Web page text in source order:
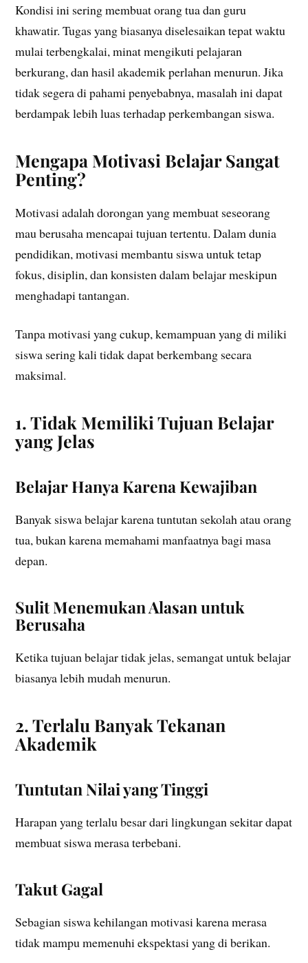
Kondisi ini sering membuat orang tua dan guru
khawatir. Tugas yang biasanya diselesaikan tepat waktu
mulai terbengkalai, minat mengikuti pelajaran
berkurang, dan hasil akademik perlahan menurun. Jika
tidak segera di pahami penyebabnya, masalah ini dapat
berdampak lebih luas terhadap perkembangan siswa.
Mengapa Motivasi Belajar Sangat
Penting?
Motivasi adalah dorongan yang membuat seseorang
mau berusaha mencapai tujuan tertentu. Dalam dunia
pendidikan, motivasi membantu siswa untuk tetap
fokus, disiplin, dan konsisten dalam belajar meskipun
menghadapi tantangan.
Tanpa motivasi yang cukup, kemampuan yang di miliki
siswa sering kali tidak dapat berkembang secara
maksimal.
1. Tidak Memiliki Tujuan Belajar
yang Jelas
Belajar Hanya Karena Kewajiban
Banyak siswa belajar karena tuntutan sekolah atau orang
tua, bukan karena memahami manfaatnya bagi masa
depan.
Sulit Menemukan Alasan untuk
Berusaha
Ketika tujuan belajar tidak jelas, semangat untuk belajar
biasanya lebih mudah menurun.
2. Terlalu Banyak Tekanan
Akademik
Tuntutan Nilai yang Tinggi
Harapan yang terlalu besar dari lingkungan sekitar dapat
membuat siswa merasa terbebani.
Takut Gagal
Sebagian siswa kehilangan motivasi karena merasa
tidak mampu memenuhi ekspektasi yang di berikan.